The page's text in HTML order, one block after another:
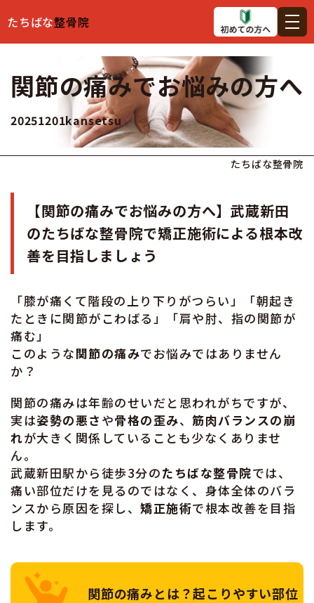
たちばな整骨院
関節の痛みでお悩みの方へ
20251201kansetsu
たちばな整骨院
【関節の痛みでお悩みの方へ】武蔵新田
のたちばな整骨院で矯正施術による根本改
善を目指しましょう
「膝が痛くて階段の上り下りがつらい」「朝起き
たときに関節がこわばる」「肩や肘、指の関節が
痛む」
このような関節の痛みでお悩みではありません
か？
関節の痛みは年齢のせいだと思われがちですが、
実は姿勢の悪さ や骨格の歪み、 筋肉バランスの崩
れが大きく関係していることも少なくありませ
ん。
武蔵新田駅から徒歩3分のたちばな整骨院では、
痛い部位だけを見るのではなく、身体全体のバラ
ンスから原因を探し、 矯正施術で根本改善を目指
します。
関節の痛みとは？起こりやすい部位